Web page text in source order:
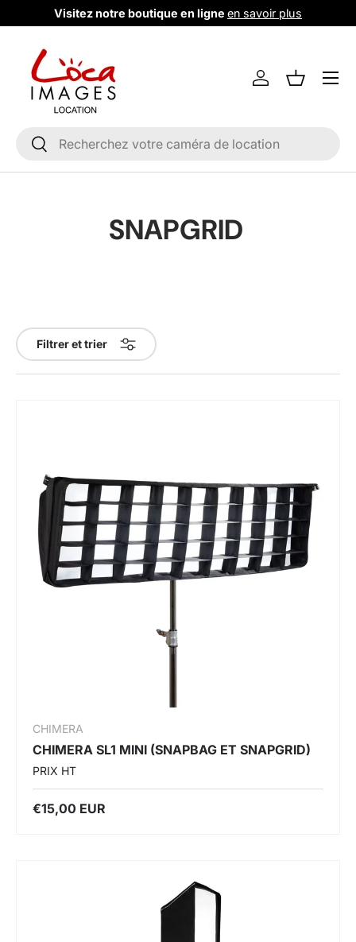
Aller au contenu
Visitez notre boutique en ligne en savoir plus
Recherche
Rechercher
Se connecter
Liste de
Menu
SNAPGRID
Filtrer et trier
CHIMERA
CHIMERA SL1 MINI (SNAPBAG ET SNAPGRID)
PRIX HT
€15,00 EUR